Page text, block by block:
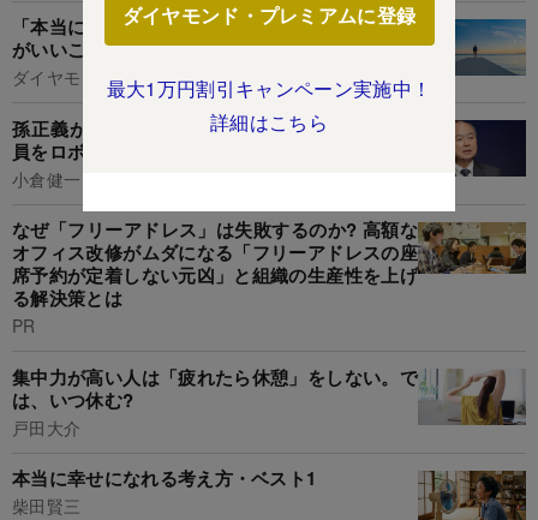
ダイヤモンド・プレミアムに登録
最大1万円割引キャンペーン実施中！
詳細はこちら
「本当に幸せになりたい」なら、今すぐやめた方
がいいこと・ベスト1
ダイヤモンド社書籍編集局
孫正義が「顔も見たくない」と激怒した20代社
員をロボット事業責任者に抜擢したワケ
小倉健一
なぜ「フリーアドレス」は失敗するのか? 高額な
オフィス改修がムダになる「フリーアドレスの座
席予約が定着しない元凶」と組織の生産性を上げ
る解決策とは
PR
集中力が高い人は「疲れたら休憩」をしない。で
は、いつ休む?
戸田大介
本当に幸せになれる考え方・ベスト1
柴田賢三